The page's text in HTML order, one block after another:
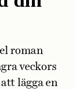
roman
veckors
lägga en